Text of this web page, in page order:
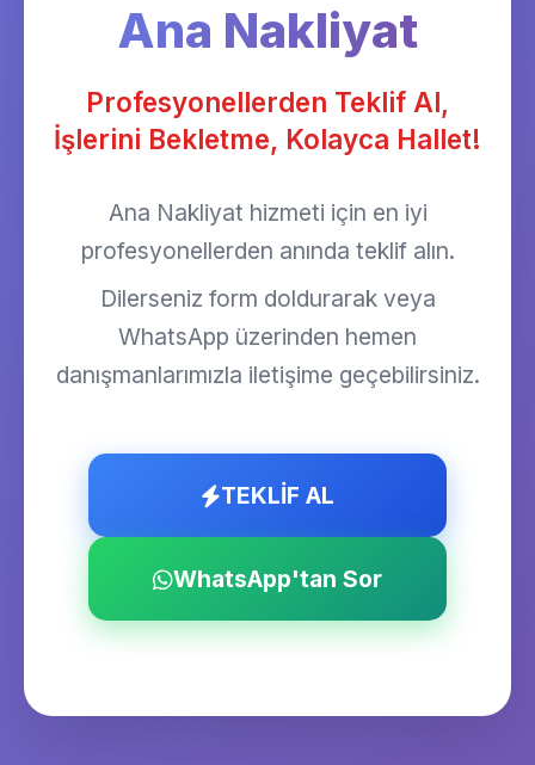
Ana Nakliyat
Profesyonellerden Teklif Al,
İşlerini Bekletme, Kolayca Hallet!
Ana Nakliyat hizmeti için en iyi
profesyonellerden anında teklif alın.
Dilerseniz form doldurarak veya
WhatsApp üzerinden hemen
danışmanlarımızla iletişime geçebilirsiniz.
TEKLİF AL
WhatsApp'tan Sor